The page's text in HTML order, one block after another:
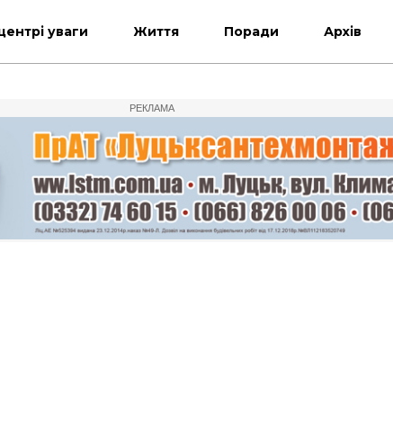
уваги Життя Поради Архів
РЕКЛАМА